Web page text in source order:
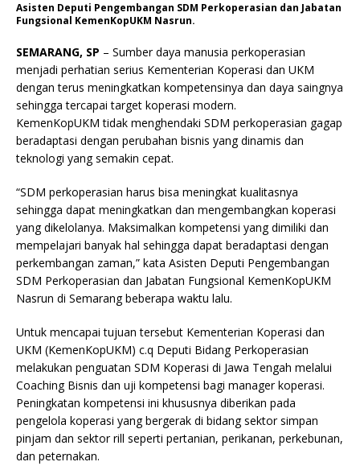
Asisten Deputi Pengembangan SDM Perkoperasian dan Jabatan
Fungsional KemenKopUKM Nasrun.
SEMARANG, SP – Sumber daya manusia perkoperasian
menjadi perhatian serius Kementerian Koperasi dan UKM
dengan terus meningkatkan kompetensinya dan daya saingnya
sehingga tercapai target koperasi modern.
KemenKopUKM tidak menghendaki SDM perkoperasian gagap
beradaptasi dengan perubahan bisnis yang dinamis dan
teknologi yang semakin cepat.
“SDM perkoperasian harus bisa meningkat kualitasnya
sehingga dapat meningkatkan dan mengembangkan koperasi
yang dikelolanya. Maksimalkan kompetensi yang dimiliki dan
mempelajari banyak hal sehingga dapat beradaptasi dengan
perkembangan zaman,” kata Asisten Deputi Pengembangan
SDM Perkoperasian dan Jabatan Fungsional KemenKopUKM
Nasrun di Semarang beberapa waktu lalu.
Untuk mencapai tujuan tersebut Kementerian Koperasi dan
UKM (KemenKopUKM) c.q Deputi Bidang Perkoperasian
melakukan penguatan SDM Koperasi di Jawa Tengah melalui
Coaching Bisnis dan uji kompetensi bagi manager koperasi.
Peningkatan kompetensi ini khususnya diberikan pada
pengelola koperasi yang bergerak di bidang sektor simpan
pinjam dan sektor rill seperti pertanian, perikanan, perkebunan,
dan peternakan.